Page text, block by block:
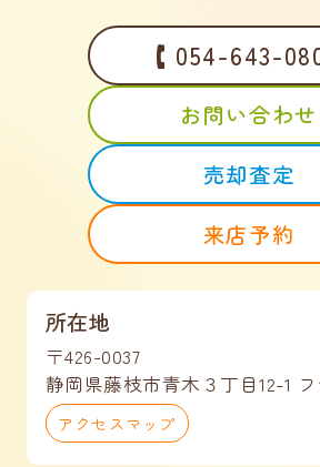
054-643-
お問い合わせ
売却査定
来店予約
所在地
〒426-0037
静岡県藤枝市青木３丁目12-1
アクセスマップ